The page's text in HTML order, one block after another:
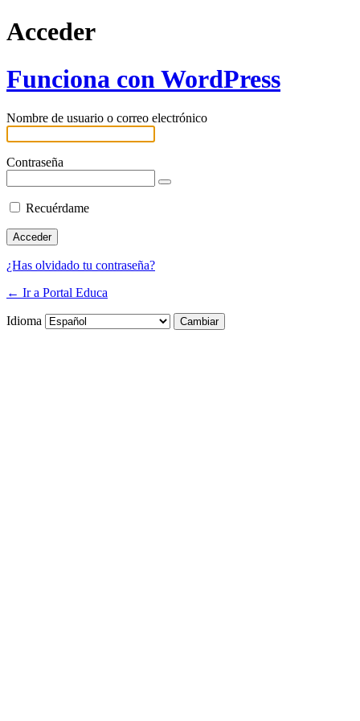
Acceder
Funciona con WordPress
Nombre de usuario o correo electrónico
Contraseña
Recuérdame
¿Has olvidado tu contraseña?
← Ir a Portal Educa
Idioma